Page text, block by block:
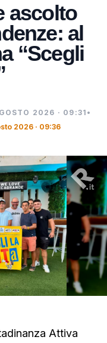
ascolto
al
“Scegli
2026 · 09:31 •
2026 · 09:36
Attiva